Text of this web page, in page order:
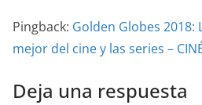
Pingback: Golden Globes 2018:
mejor del cine y las series –
Deja una respuesta